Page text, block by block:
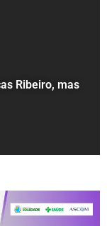
Ribeiro, mas